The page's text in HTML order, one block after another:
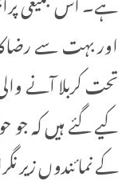
اور بہت سے
تحت کربلا آنے
کیے گئے ہیں کہ جو
کے نمائندوں زیر